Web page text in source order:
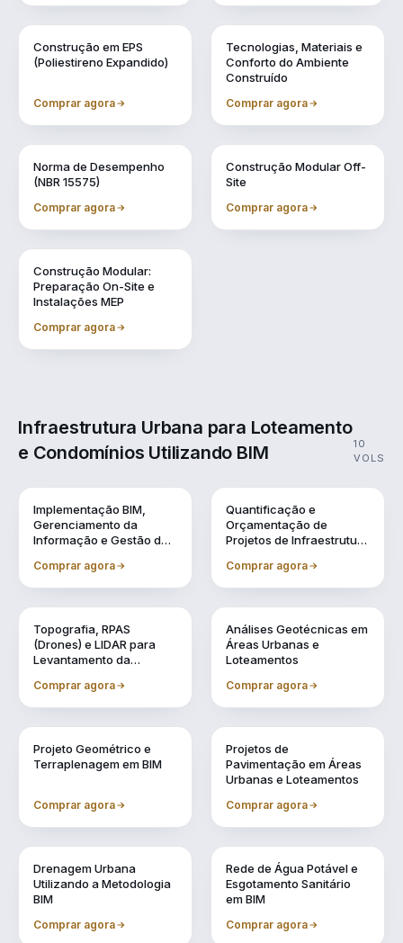
Construção em EPS
(Poliestireno Expandido)
Comprar agora
Tecnologias, Materiais e
Conforto do Ambiente
Construído
Comprar agora
Norma de Desempenho
(NBR 15575)
Comprar agora
Construção Modular Off-
Site
Comprar agora
Construção Modular:
Preparação On-Site e
Instalações MEP
Comprar agora
Infraestrutura Urbana para Loteamento
e Condomínios Utilizando BIM
10
VOLS
Implementação BIM,
Gerenciamento da
Informação e Gestão de
Comprar agora
Quantificação e
Orçamentação de
Projetos de Infraestrutura
Comprar agora
Topografia, RPAS
(Drones) e LIDAR para
Levantamento da
Comprar agora
Vol. 3
Análises Geotécnicas em
Áreas Urbanas e
Loteamentos
Comprar agora
Projeto Geométrico e
Terraplenagem em BIM
Comprar agora
Projetos de
Pavimentação em Áreas
Urbanas e Loteamentos
Comprar agora
Drenagem Urbana
Utilizando a Metodologia
BIM
Comprar agora
Rede de Água Potável e
Esgotamento Sanitário
em BIM
Comprar agora